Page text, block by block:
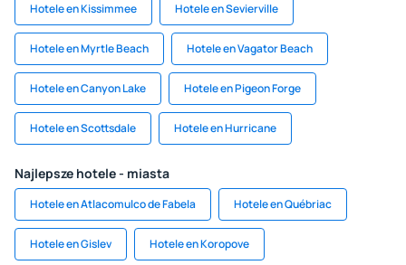
Hotele en Kissimmee Hotele en Sevierville
Hotele en Myrtle Beach Hotele en Vagator Beach
Hotele en Canyon Lake Hotele en Pigeon Forge
Hotele en Scottsdale Hotele en Hurricane
Najlepsze hotele - miasta
Hotele en Atlacomulco de Fabela Hotele en Québriac
Hotele en Gislev Hotele en Koropove